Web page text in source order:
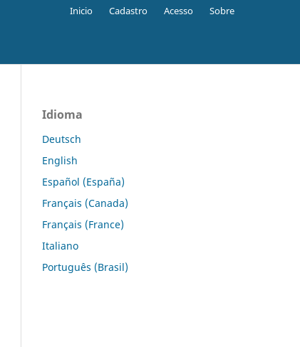
Inicio Cadastro Acesso Sobre
Idioma
Deutsch
English
Español (España)
Français (Canada)
Français (France)
Italiano
Português (Brasil)